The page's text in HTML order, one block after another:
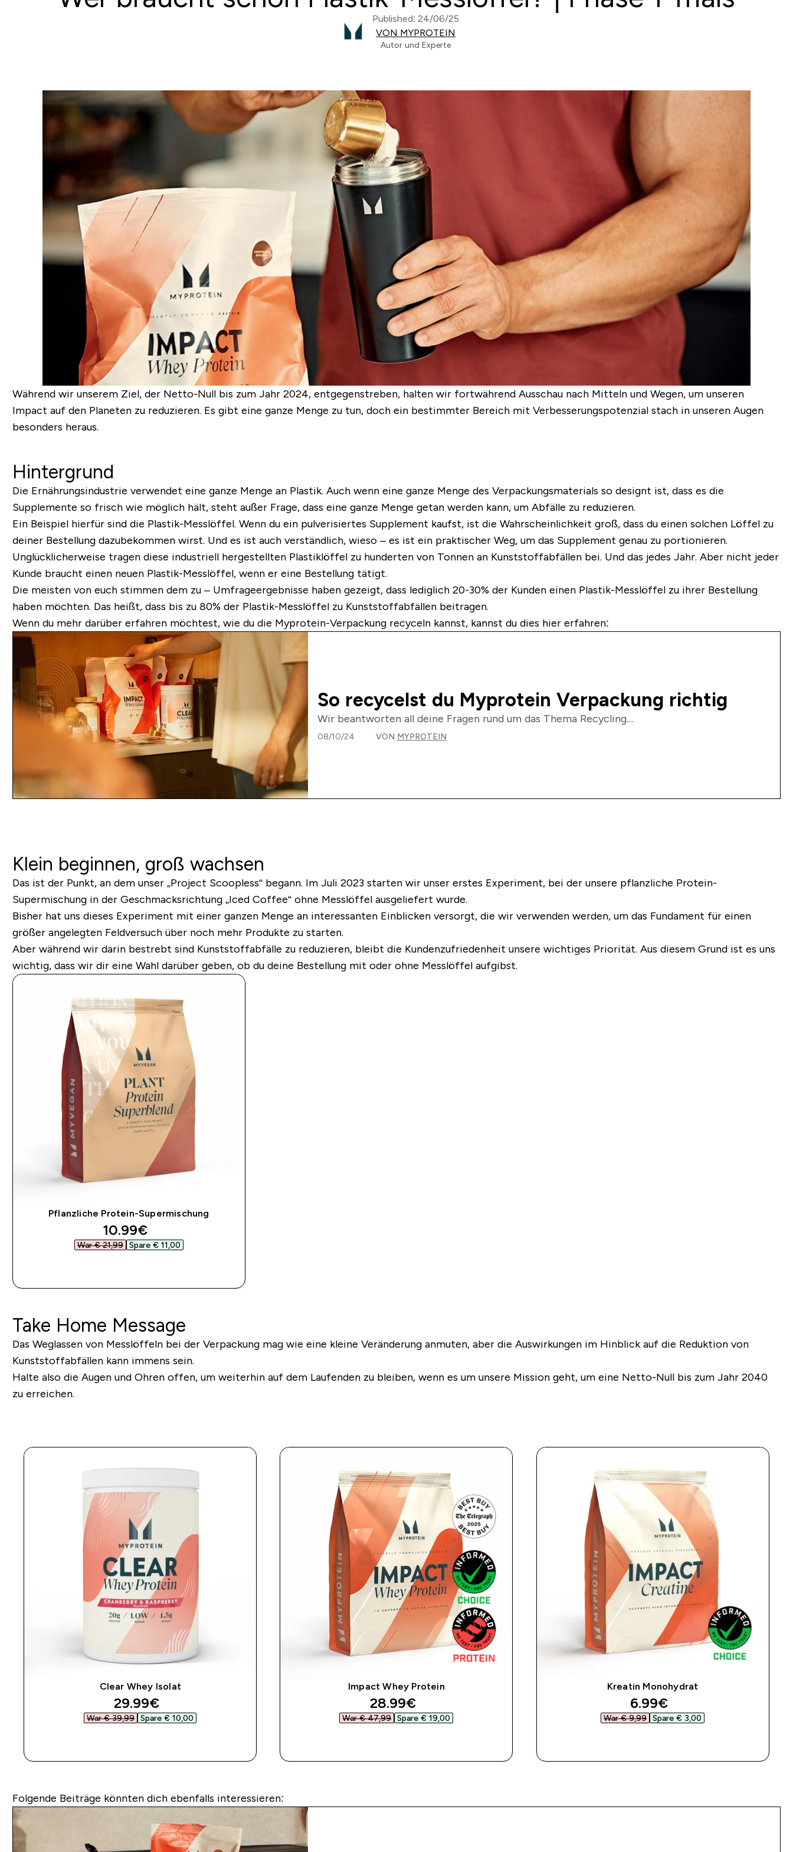
Published: 24/06/25
VON MYPROTEIN
Autor und Experte
Während wir unserem Ziel, der Netto-Null bis zum Jahr 2024, entgegenstreben, halten wir fortwährend Ausschau nach Mitteln und Wegen, um unseren
Impact auf den Planeten zu reduzieren. Es gibt eine ganze Menge zu tun, doch ein bestimmter Bereich mit Verbesserungspotenzial stach in unseren Augen
besonders heraus.
Hintergrund
Die Ernährungsindustrie verwendet eine ganze Menge an Plastik. Auch wenn eine ganze Menge des Verpackungsmaterials so designt ist, dass es die
Supplemente so frisch wie möglich hält, steht außer Frage, dass eine ganze Menge getan werden kann, um Abfälle zu reduzieren.
Ein Beispiel hierfür sind die Plastik-Messlöffel. Wenn du ein pulverisiertes Supplement kaufst, ist die Wahrscheinlichkeit groß, dass du einen solchen Löffel zu
deiner Bestellung dazubekommen wirst. Und es ist auch verständlich, wieso – es ist ein praktischer Weg, um das Supplement genau zu portionieren.
Unglücklicherweise tragen diese industriell hergestellten Plastiklöffel zu hunderten von Tonnen an Kunststoffabfällen bei. Und das jedes Jahr. Aber nicht jeder
Kunde braucht einen neuen Plastik-Messlöffel, wenn er eine Bestellung tätigt.
Die meisten von euch stimmen dem zu – Umfrageergebnisse haben gezeigt, dass lediglich 20-30% der Kunden einen Plastik-Messlöffel zu ihrer Bestellung
haben möchten. Das heißt, dass bis zu 80% der Plastik-Messlöffel zu Kunststoffabfällen beitragen.
Wenn du mehr darüber erfahren möchtest, wie du die Myprotein-Verpackung recyceln kannst, kannst du dies hier erfahren:
So recycelst du Myprotein Verpackung richtig
Wir beantworten all deine Fragen rund um das Thema Recycling....
08/10/24 VON MYPROTEIN
Klein beginnen, groß wachsen
Das ist der Punkt, an dem unser „Project Scoopless“ begann. Im Juli 2023 starten wir unser erstes Experiment, bei der unsere pflanzliche Protein-
Supermischung in der Geschmacksrichtung „Iced Coffee“ ohne Messlöffel ausgeliefert wurde.
Bisher hat uns dieses Experiment mit einer ganzen Menge an interessanten Einblicken versorgt, die wir verwenden werden, um das Fundament für einen
größer angelegten Feldversuch über noch mehr Produkte zu starten.
Aber während wir darin bestrebt sind Kunststoffabfälle zu reduzieren, bleibt die Kundenzufriedenheit unsere wichtiges Priorität. Aus diesem Grund ist es uns
wichtig, dass wir dir eine Wahl darüber geben, ob du deine Bestellung mit oder ohne Messlöffel aufgibst.
Pflanzliche Protein-Supermischung
discounted price
10.99€‎
War € 21,99‎ Spare € 11,00‎
Take Home Message
Das Weglassen von Messlöffeln bei der Verpackung mag wie eine kleine Veränderung anmuten, aber die Auswirkungen im Hinblick auf die Reduktion von
Kunststoffabfällen kann immens sein.
Halte also die Augen und Ohren offen, um weiterhin auf dem Laufenden zu bleiben, wenn es um unsere Mission geht, um eine Netto-Null bis zum Jahr 2040
zu erreichen.
Clear Whey Isolat
discounted price
29.99€‎
War € 39,99‎ Spare € 10,00‎
Impact Whey Protein
discounted price
28.99€‎
War € 47,99‎ Spare € 19,00‎
Kreatin Monohydrat
discounted price
6.99€‎
War € 9,99‎ Spare € 3,00‎
Folgende Beiträge könnten dich ebenfalls interessieren: